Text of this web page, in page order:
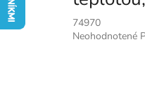
74970
Priemerné
Neohodnotené